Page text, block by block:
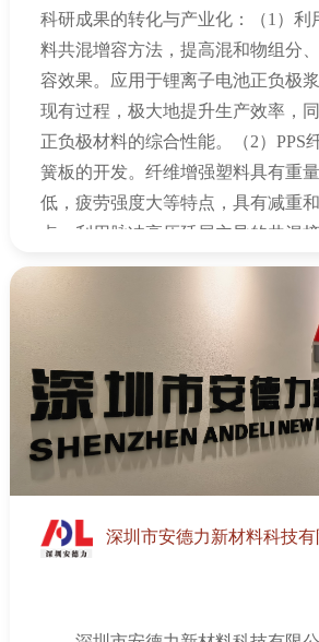
科研成果的转化与产业化：（1 ）利
料共混增容方法，提高混和物组分
容效果。应用于锂离子电池正负极
现有过程，极大地提升生产效率，
正负极材料的综合性能。（2） PPS
簧板的开发。纤维增强塑料具有重
低，疲劳强度大等特点，具有减重
点。利用脉冲高压延展主导的共混
维在树脂基体的均匀混合及充分取
组分材料尺寸和分子链的完整性，
）结合产业发展需求，通
养的方式，着力构建引才、留才、
利用校企“双导师”制，充分发挥各
成更多科技成果落地，实现三方共
造政校企合作示范标板。
深圳市安德力新材料科技有